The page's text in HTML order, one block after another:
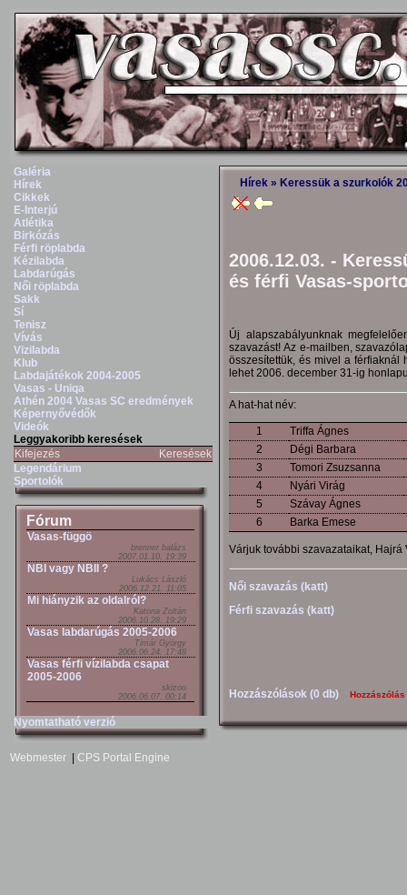
Galéria
Hírek
Cikkek
E-Interjú
Atlétika
Birkózás
Férfi röplabda
Kézilabda
Labdarúgás
Női röplabda
Sakk
Sí
Tenisz
Vívás
Vizilabda
Klub
Labdajátékok 2004-2005
Vasas - Uniqa
Athén 2004 Vasas SC eredmények
Képernyővédők
Videók
Leggyakoribb keresések
Kifejezés
Keresések
Legendárium
Sportolók
Fórum
Vasas-függö
brenner balázs
2007.01.10. 19:39
NBI vagy NBII ?
Lukács László
2006.12.21. 11:05
Mi hiányzik az oldalról?
Katona Zoltán
2006.10.28. 19:29
Vasas labdarúgás 2005-2006
Timár György
2006.06.24. 17:48
Vasas férfi vízilabda csapat
2005-2006
skizoo
2006.06.07. 00:14
Nyomtatható verzió
Hírek » Keressük a szurkolók
2006.12.03. -
és férfi Vasas-
Új alapszabályunknak
szavazást! Az e-mailben,
összesítettük, és mivel a férfiaknál
lehet 2006. december 31-ig
A hat-hat név:
1
Triffa Ágnes
2
Dégi Barbara
3
Tomori Zsuzsanna
4
Nyári Virág
5
Szávay Ágnes
6
Barka Emese
Várjuk további szavazataikat, Hajrá
Női szavazás (katt)
Férfi szavazás (katt)
Hozzászólások (0 db) Hozzászólás
Webmester CPS Portal Engine